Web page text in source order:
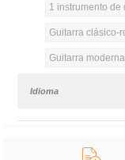
1 instrumento de
Guitarra clásico-
Guitarra
Idioma